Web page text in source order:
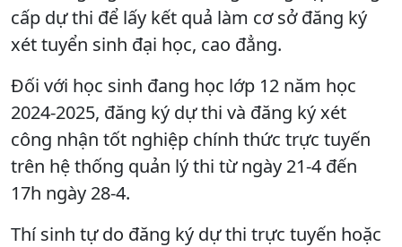
cấp dự thi để lấy kết quả làm cơ sở đăng ký
xét tuyển sinh đại học, cao đẳng.
Đối với học sinh đang học lớp 12 năm học
2024-2025, đăng ký dự thi và đăng ký xét
công nhận tốt nghiệp chính thức trực tuyến
trên hệ thống quản lý thi từ ngày 21-4 đến
17h ngày 28-4.
Thí sinh tự do đăng ký dự thi trực tuyến hoặc